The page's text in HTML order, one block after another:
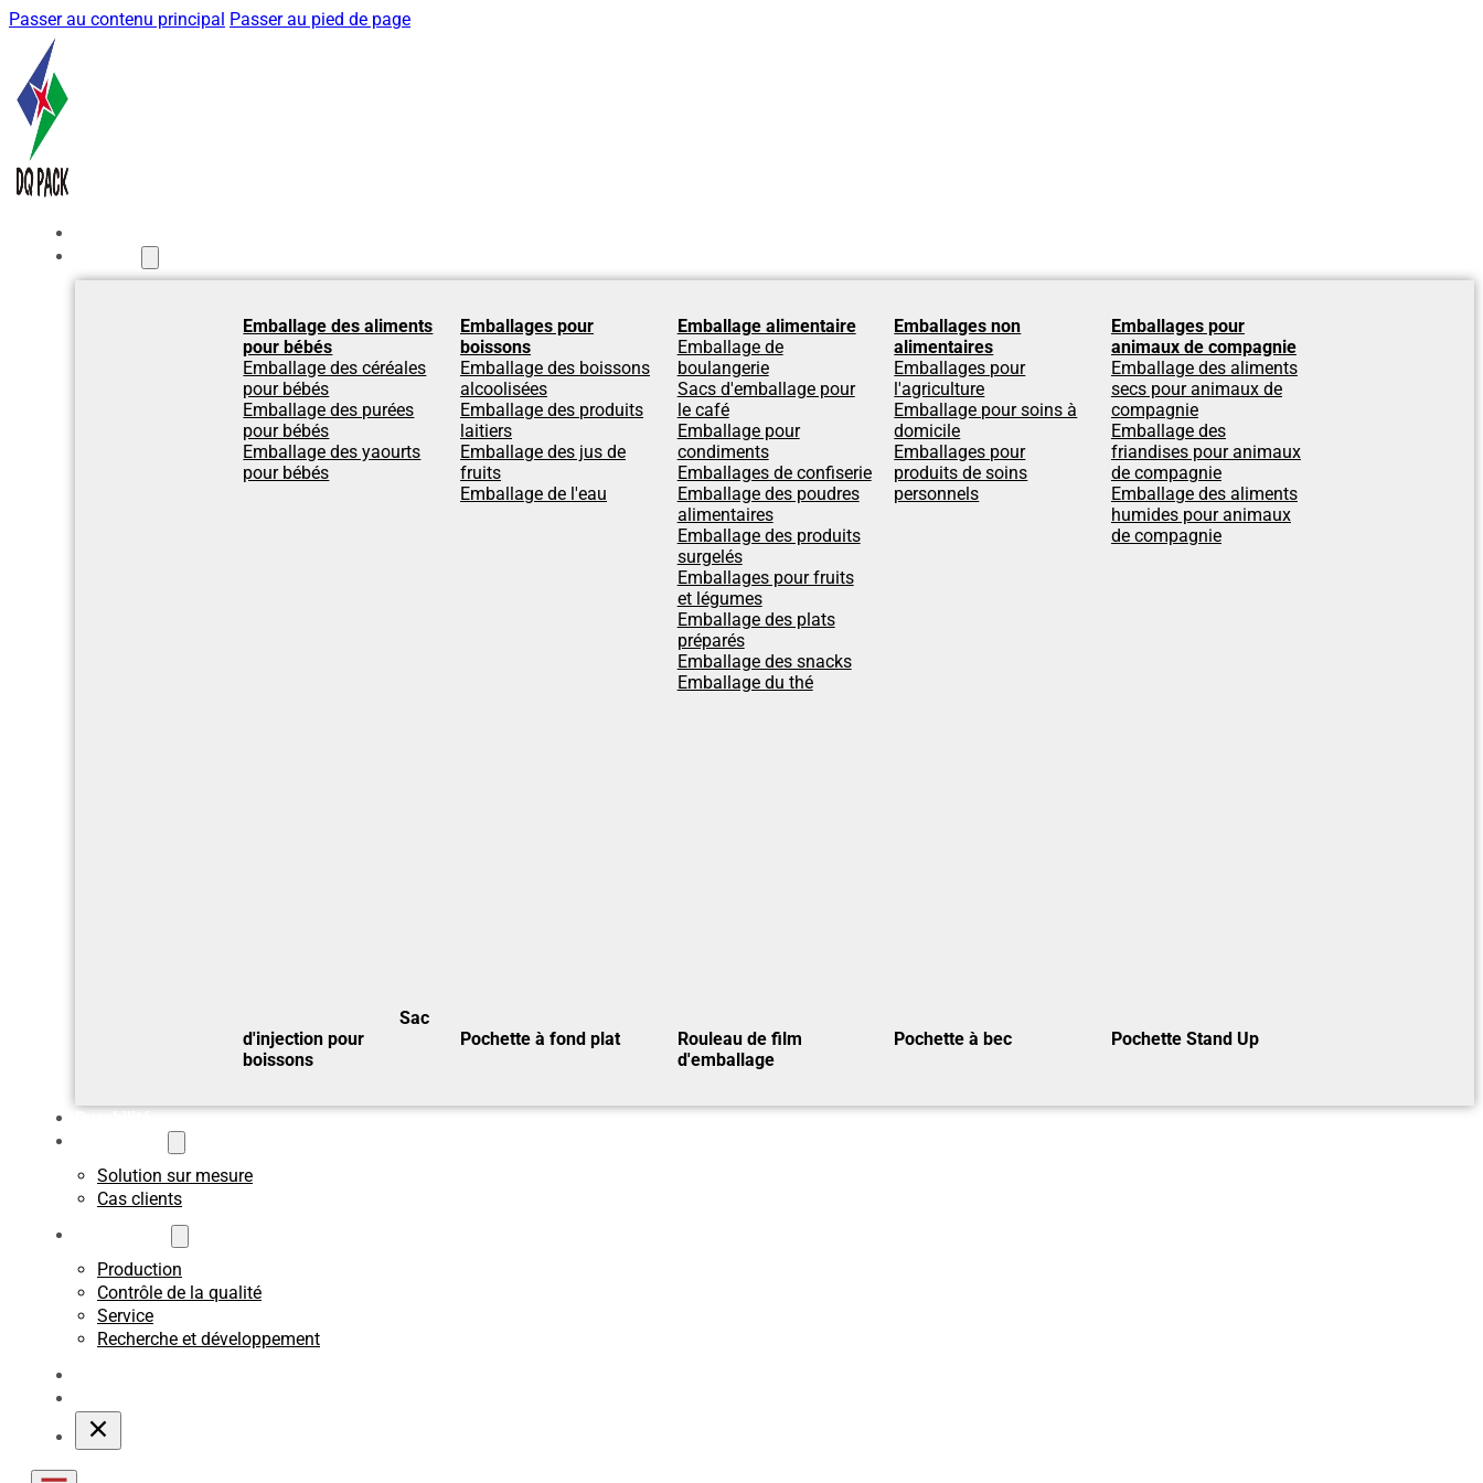
Passer au contenu principal Passer au pied de page
Emballage des aliments
pour bébés
Emballage des céréales
pour bébés
Emballage des purées
pour bébés
Emballage des yaourts
pour bébés
Emballages pour
boissons
Emballage des boissons
alcoolisées
Emballage des produits
laitiers
Emballage des jus de
fruits
Emballage de l'eau
Emballage alimentaire
Emballage de
boulangerie
Sacs d'emballage pour
le café
Emballage pour
condiments
Emballages de confiserie
Emballage des poudres
alimentaires
Emballage des produits
surgelés
Emballages pour fruits
et légumes
Emballage des plats
préparés
Emballage des snacks
Emballage du thé
Emballages non
alimentaires
Emballages pour
l'agriculture
Emballage pour soins à
domicile
Emballages pour
produits de soins
personnels
Emballages pour
animaux de compagnie
Emballage des aliments
secs pour animaux de
compagnie
Emballage des
friandises pour animaux
de compagnie
Emballage des aliments
humides pour animaux
de compagnie
Sac
d'injection pour
boissons
Pochette à fond plat
Rouleau de film
d'emballage
Pochette à bec Pochette Stand Up
Solution sur mesure
Cas clients
Production
Contrôle de la qualité
Service
Recherche et développement